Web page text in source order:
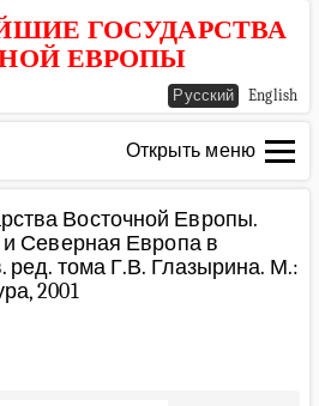
ГОСУДАРСТВА
ЕВРОПЫ
Русский English
Открыть меню
Восточной Европы.
и Северная Европа в
ред. тома Г.В. Глазырина. М.:
2001